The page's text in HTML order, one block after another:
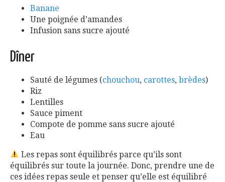
Banane
Une poignée d’amandes
Infusion sans sucre ajouté
Dîner
Sauté de légumes (chouchou, carottes, brèdes)
Riz
Lentilles
Sauce piment
Compote de pomme sans sucre ajouté
Eau
Les repas sont équilibrés parce qu’ils sont
équilibrés sur toute la journée. Donc, prendre une de
ces idées repas seule et penser qu’elle est équilibré